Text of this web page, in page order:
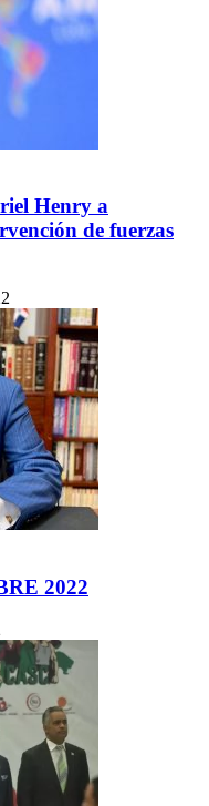
Henry a
de fuerzas
2022